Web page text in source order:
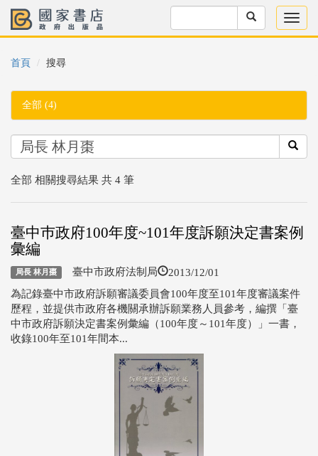
首頁 搜尋
全部 (4)
全部 相關搜尋結果 共 4 筆
臺中巿政府100年度~101年度訴願決定書案例
彙編
局長 林月棗 臺中市政府法制局 2013/12/01
為記錄臺中市政府訴願審議委員會100年度至101年度審議案件
歷程，並提供市政府各機關承辦訴願業務人員參考，編撰「臺
中市政府訴願決定書案例彙編（100年度～101年度）」一書，
收錄100年至101年間本...